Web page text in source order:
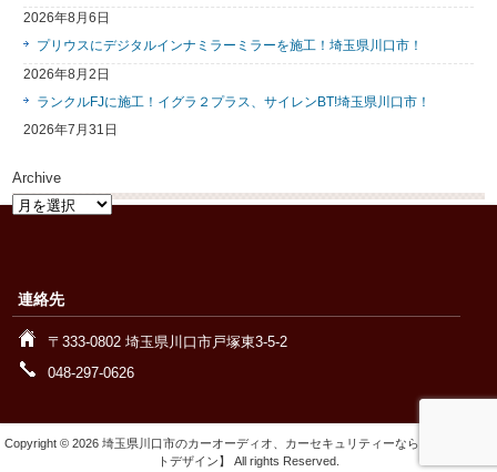
2026年8月6日
プリウスにデジタルインナミラーミラーを施工！埼玉県川口市！
2026年8月2日
ランクルFJに施工！イグラ２プラス、サイレンBT!埼玉県川口市！
2026年7月31日
Archive
Archive
連絡先
〒333-0802 埼玉県川口市戸塚東3-5-2
048-297-0626
Copyright © 2026 埼玉県川口市のカーオーディオ、カーセキュリティーなら【ワイズオー
トデザイン】 All rights Reserved.